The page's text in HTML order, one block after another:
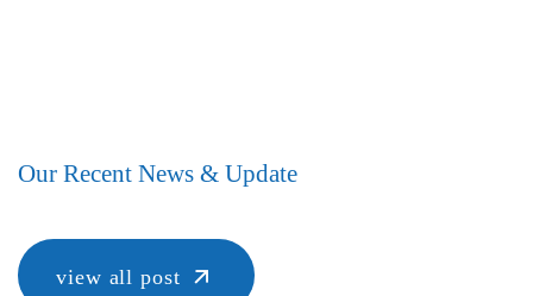
Our Recent News & Update
view all post